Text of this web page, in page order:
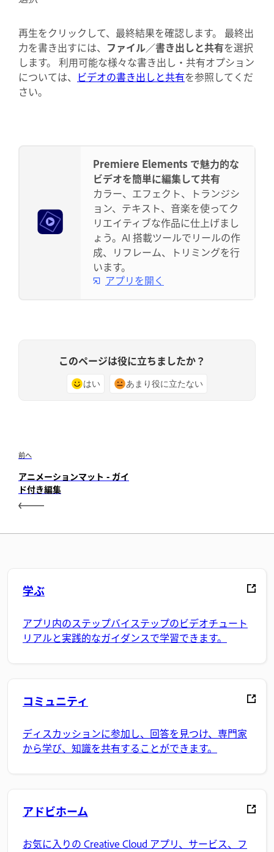
再生をクリックして、最終結果を確認します。 最終出
力を書き出すには、 ファイル／書き出しと共有を選択
します。 利用可能な様々な書き出し・共有オプション
については、
ビデオの書き出しと共有を参照してくだ
さい。
Premiere Elements で魅力的な
ビデオを簡単に編集して共有
カラー、エフェクト、トランジシ
ョン、テキスト、音楽を使ってク
リエイティブな作品に仕上げまし
ょう。AI 搭載ツールでリールの作
成、リフレーム、トリミングを行
います。
アプリを開く
このページは役に立ちましたか？
はい あまり役に立たない
前へ
アニメーションマット - ガイ
ド付き編集
学ぶ
アプリ内のステップバイステップのビデオチュート
リアルと実践的なガイダンスで学習できます。
コミュニティ
ディスカッションに参加し、回答を見つけ、専門家
から学び、知識を共有することができます。
アドビホーム
お気に入りの Creative Cloud アプリ、サービス、フ